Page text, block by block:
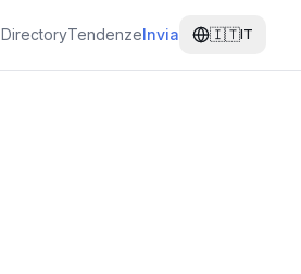
DirectoryTendenzeInvia 🇮🇹IT